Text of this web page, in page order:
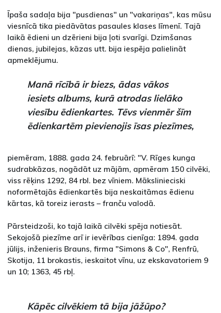
Īpaša sadaļa bija "pusdienas" un "vakariņas", kas mūsu
viesnīcā tika piedāvātas pasaules klases līmenī. Tajā
laikā ēdieni un dzērieni bija ļoti svarīgi. Dzimšanas
dienas, jubilejas, kāzas utt. bija iespēja palielināt
apmeklējumu.
Manā rīcībā ir biezs, ādas vākos
iesiets albums, kurā atrodas lielāko
viesību ēdienkartes. Tēvs vienmēr šīm
ēdienkartēm pievienojis īsas piezīmes,
piemēram, 1888. gada 24. februārī: "V. Rīges kunga
sudrabkāzas, nogādāt uz mājām, apmēram 150 cilvēki,
viss rēķins 1292, 84 rbl. bez vīniem. Mākslinieciski
noformētajās ēdienkartēs bija neskaitāmas ēdienu
kārtas, kā toreiz ierasts – franču valodā.
Pārsteidzoši, ko tajā laikā cilvēki spēja notiesāt.
Sekojošā piezīme arī ir ievērības cienīga: 1894. gada
jūlijs, inženieris Brauns, firma "Simons & Co", Renfrū,
Skotija, 11 brokastis, ieskaitot vīnu, uz ekskavatoriem 9
un 10; 1363, 45 rbļ.
Kāpēc cilvēkiem tā bija jāžūpo?